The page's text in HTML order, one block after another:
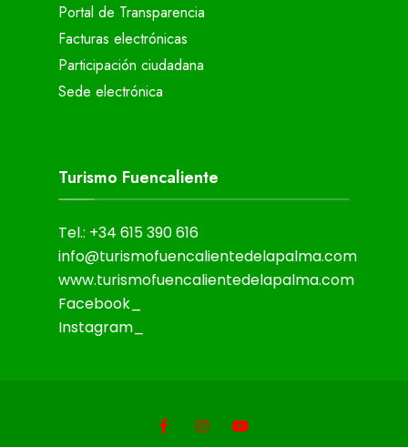
Portal de Transparencia
Facturas electrónicas
Participación ciudadana
Sede electrónica
Turismo Fuencaliente
Tel.: +34 615 390 616
info@turismofuencalientedelapalma.com
www.turismofuencalientedelapalma.com
Facebook_
Instagram_